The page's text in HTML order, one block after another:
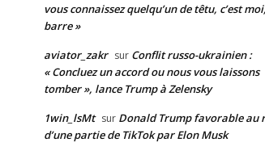
vous connaissez quelqu’un de têtu, c’est
barre »
aviator_zakr sur Conflit russo-ukrainien :
« Concluez un accord ou nous vous laissons
tomber », lance Trump à Zelensky
1win_lsMt sur Donald Trump favorable au
d’une partie de TikTok par Elon Musk